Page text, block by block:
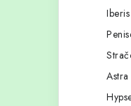
Iberis
Astra